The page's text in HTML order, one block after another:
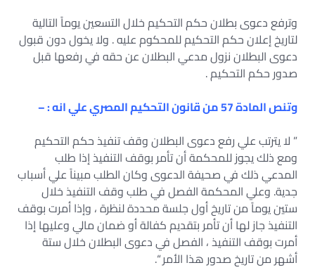
وترفع دعوى بطلان حكم التحكيم خلال التسعين يوماً التالية
لتاريخ إعلان حكم التحكيم للمحكوم عليه . ولا يخول دون قبول
دعوى البطلان نزول مدعي البطلان عن حقه في رفعها قبل
صدور حكم التحكيم .
وتنص المادة 57 من قانون التحكيم المصري علي انه : –
” لا يترتب علي رفع دعوى البطلان وقف تنفيذ حكم التحكيم
ومع ذلك يجوز للمحكمة أن تأمر بوقف التنفيذ إذا طلب
المدعي ذلك في صحيفة الدعوى وكان الطلب مبيناً علي أسباب
جدية. وعلي المحكمة الفصل في طلب وقف التنفيذ خلال
ستين يوماً من تاريخ أول جلسة محددة لنظرة ، وإذا أمرت بوقف
التنفيذ جاز لها أن تأمر بتقديم كفالة أو ضمان مالي وعليها إذا
أمرت بوقف التنفيذ ، الفصل في دعوى البطلان خلال ستة
أشهر من تاريخ صدور هذا الأمر “.